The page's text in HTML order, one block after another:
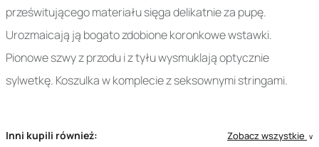
prześwitującego materiału sięga delikatnie za pupę.
Urozmaicają ją bogato zdobione koronkowe wstawki.
Pionowe szwy z przodu i z tyłu wysmuklają optycznie
sylwetkę. Koszulka w komplecie z seksownymi stringami.
Inni kupili również: Zobacz wszystkie ∨